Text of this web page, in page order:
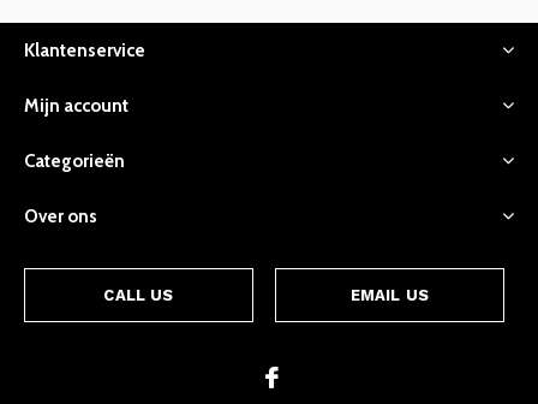
Klantenservice
Mijn account
Categorieën
Over ons
CALL US EMAIL US